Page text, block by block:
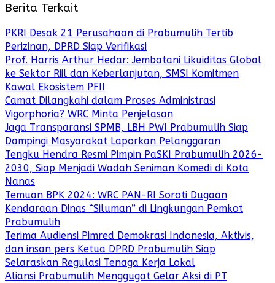
Berita Terkait
PKRI Desak 21 Perusahaan di Prabumulih Tertib
Perizinan, DPRD Siap Verifikasi
Prof. Harris Arthur Hedar: Jembatani Likuiditas Global
ke Sektor Riil dan Keberlanjutan, SMSI Komitmen
Kawal Ekosistem PFII
Camat Dilangkahi dalam Proses Administrasi
Vigorphoria? WRC Minta Penjelasan
Jaga Transparansi SPMB, LBH PWI Prabumulih Siap
Dampingi Masyarakat Laporkan Pelanggaran
Tengku Hendra Resmi Pimpin PaSKI Prabumulih 2026-
2030, Siap Menjadi Wadah Seniman Komedi di Kota
Nanas
Temuan BPK 2024: WRC PAN-RI Soroti Dugaan
Kendaraan Dinas “Siluman” di Lingkungan Pemkot
Prabumulih
Terima Audiensi Pimred Demokrasi Indonesia, Aktivis,
dan insan pers Ketua DPRD Prabumulih Siap
Selaraskan Regulasi Tenaga Kerja Lokal
Aliansi Prabumulih Menggugat Gelar Aksi di PT